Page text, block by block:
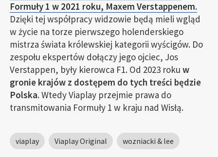
Formuły 1 w 2021 roku, Maxem Verstappenem.
Dzięki tej współpracy widzowie będą mieli wgląd
w życie na torze pierwszego holenderskiego
mistrza świata królewskiej kategorii wyścigów. Do
zespołu ekspertów dołączy jego ojciec, Jos
Verstappen, były kierowca F1. Od 2023 roku w
gronie krajów z dostępem do tych treści będzie
Polska. Wtedy Viaplay przejmie prawa do
transmitowania Formuły 1 w kraju nad Wisłą.
viaplay Viaplay Original wozniacki & lee